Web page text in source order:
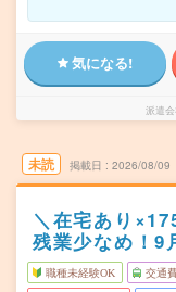
気になる!
派遣会
未読 掲載日 2026/08/09
＼在宅あり
残業少なめ！9
職種未経験OK 交通